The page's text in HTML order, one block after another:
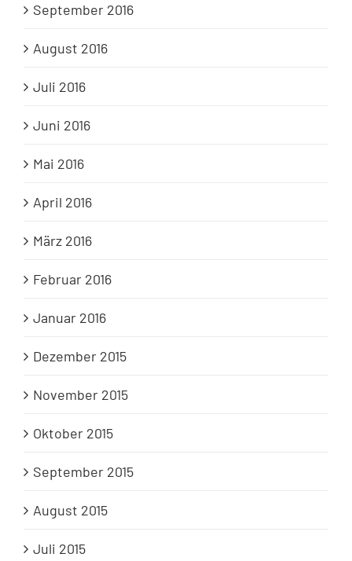
September 2016
August 2016
Juli 2016
Juni 2016
Mai 2016
April 2016
März 2016
Februar 2016
Januar 2016
Dezember 2015
November 2015
Oktober 2015
September 2015
August 2015
Juli 2015